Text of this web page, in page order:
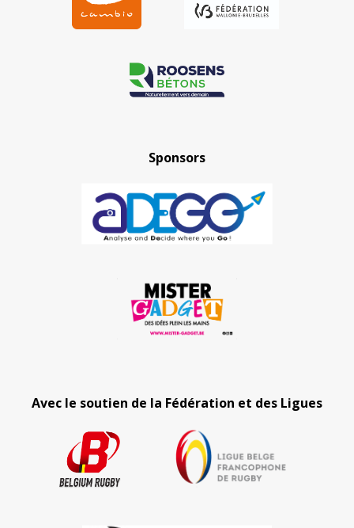
Sponsors
Avec le soutien de la Fédération et des Ligues